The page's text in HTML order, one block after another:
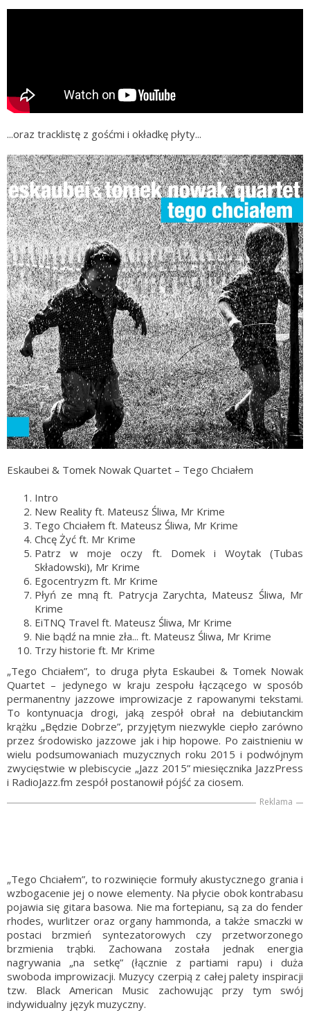
...oraz tracklistę z gośćmi i okładkę płyty...
Eskaubei & Tomek Nowak Quartet – Tego Chciałem
Intro
New Reality ft. Mateusz Śliwa, Mr Krime
Tego Chciałem ft. Mateusz Śliwa, Mr Krime
Chcę Żyć ft. Mr Krime
Patrz w moje oczy ft. Domek i Woytak (Tubas
Składowski), Mr Krime
Egocentryzm ft. Mr Krime
Płyń ze mną ft. Patrycja Zarychta, Mateusz Śliwa, Mr
Krime
EiTNQ Travel ft. Mateusz Śliwa, Mr Krime
Nie bądź na mnie zła... ft. Mateusz Śliwa, Mr Krime
Trzy historie ft. Mr Krime
„Tego Chciałem”, to druga płyta Eskaubei & Tomek Nowak
Quartet – jedynego w kraju zespołu łączącego w sposób
permanentny jazzowe improwizacje z rapowanymi tekstami.
To kontynuacja drogi, jaką zespół obrał na debiutanckim
krążku „Będzie Dobrze”, przyjętym niezwykle ciepło zarówno
przez środowisko jazzowe jak i hip hopowe. Po zaistnieniu w
wielu podsumowaniach muzycznych roku 2015 i podwójnym
zwycięstwie w plebiscycie „Jazz 2015” miesięcznika JazzPress
i RadioJazz.fm zespół postanowił pójść za ciosem.
Reklama
„Tego Chciałem”, to rozwinięcie formuły akustycznego grania i
wzbogacenie jej o nowe elementy. Na płycie obok kontrabasu
pojawia się gitara basowa. Nie ma fortepianu, są za do fender
rhodes, wurlitzer oraz organy hammonda, a także smaczki w
postaci brzmień syntezatorowych czy przetworzonego
brzmienia trąbki. Zachowana została jednak energia
nagrywania „na setkę” (łącznie z partiami rapu) i duża
swoboda improwizacji. Muzycy czerpią z całej palety inspiracji
tzw. Black American Music zachowując przy tym swój
indywidualny język muzyczny.